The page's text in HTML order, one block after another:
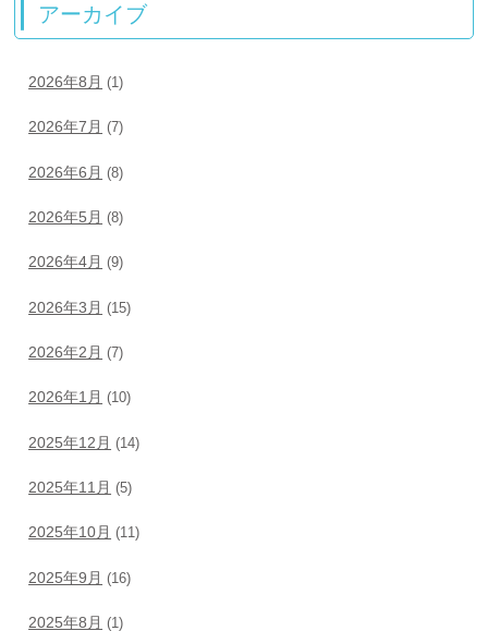
アーカイブ
2026年8月 (1)
2026年7月 (7)
2026年6月 (8)
2026年5月 (8)
2026年4月 (9)
2026年3月 (15)
2026年2月 (7)
2026年1月 (10)
2025年12月 (14)
2025年11月 (5)
2025年10月 (11)
2025年9月 (16)
2025年8月 (1)